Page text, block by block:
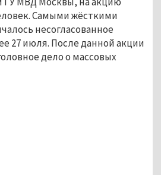
Самыми жёсткими
несогласованное
27 июля. После данной акции
дело о массовых